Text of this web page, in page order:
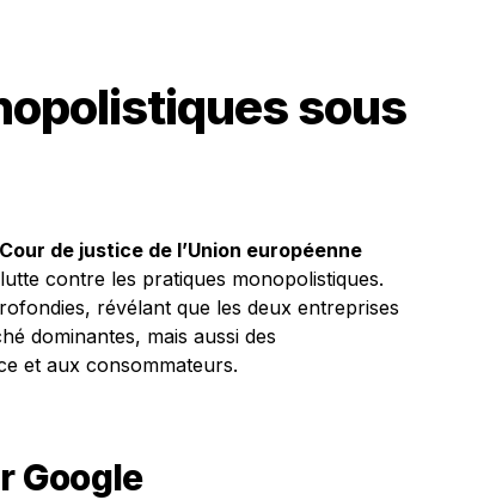
sous
Cour de justice de l’Union européenne
contre les pratiques monopolistiques.
révélant que les deux entreprises
dominantes, mais aussi des
et aux consommateurs.
Google